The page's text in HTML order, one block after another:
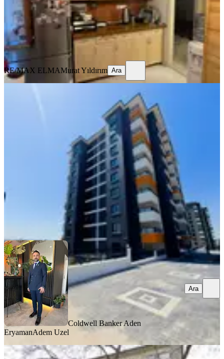
6.500.000 ₺
RE/MAX ELMA Murat Yıldırım
Ara
RE/MAX ELMAMurat Yıldırım Ara
Dilekler Mah. Kıbrıs Caddesine Cephe
Sıfır Binada Lüks 4+1
Çankaya, Dilekler Mahallesi
4+1· 150 m²·Düz Giriş (Zemin)·
6.999.000 ₺
Coldwell Banker Aden Eryaman Adem Uzel
Coldwell Banker Aden
EryamanAdem Uzel
Ara
YENİ